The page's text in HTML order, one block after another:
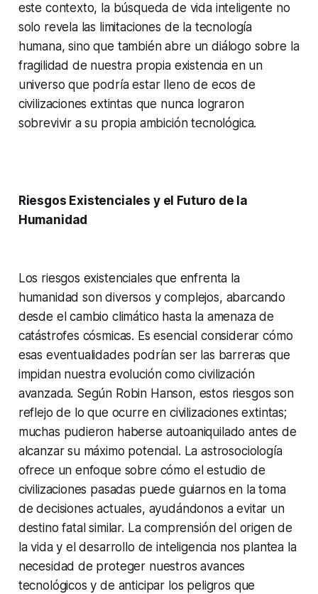
este contexto, la búsqueda de vida inteligente no
solo revela las limitaciones de la tecnología
humana, sino que también abre un diálogo sobre la
fragilidad de nuestra propia existencia en un
universo que podría estar lleno de ecos de
civilizaciones extintas que nunca lograron
sobrevivir a su propia ambición tecnológica.
Riesgos Existenciales y el Futuro de la
Humanidad
Los riesgos existenciales que enfrenta la
humanidad son diversos y complejos, abarcando
desde el cambio climático hasta la amenaza de
catástrofes cósmicas. Es esencial considerar cómo
esas eventualidades podrían ser las barreras que
impidan nuestra evolución como civilización
avanzada. Según Robin Hanson, estos riesgos son
reflejo de lo que ocurre en civilizaciones extintas;
muchas pudieron haberse autoaniquilado antes de
alcanzar su máximo potencial. La astrosociología
ofrece un enfoque sobre cómo el estudio de
civilizaciones pasadas puede guiarnos en la toma
de decisiones actuales, ayudándonos a evitar un
destino fatal similar. La comprensión del origen de
la vida y el desarrollo de inteligencia nos plantea la
necesidad de proteger nuestros avances
tecnológicos y de anticipar los peligros que